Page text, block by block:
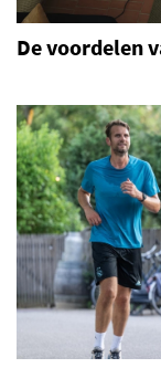
De voordelen